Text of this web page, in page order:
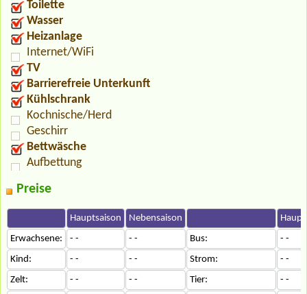
Toilette
Wasser
Heizanlage
Internet/WiFi
TV
Barrierefreie Unterkunft
Kühlschrank
Kochnische/Herd
Geschirr
Bettwäsche
Aufbettung
Preise
Hauptsaison Nebensaison
Erwachsene:
- - - - Bus:
- -
Kind:
- - - - Strom:
- -
Zelt:
- - - - Tier:
- -